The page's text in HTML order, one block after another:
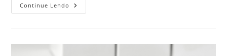
Continue Lendo A
Sua
Trabalhando